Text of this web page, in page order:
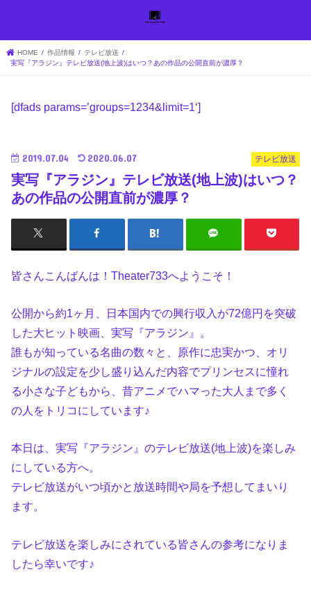
HOME 作品情報
テレビ放送
実写『アラジン』テレビ放送(地上波)はいつ？あの作品の公開直前が濃厚？
[dfads params=’groups=1234&limit=1‘]
テレビ放送
2019.07.04 2020.06.07
実写『アラジン』テレビ放送(地上波)はいつ？
あの作品の公開直前が濃厚？
皆さんこんばんは！Theater733へようこそ！
公開から約1ヶ月、日本国内での興行収入が72億円を突破
した大ヒット映画、実写『アラジン』。
誰もが知っている名曲の数々と、原作に忠実かつ、オリ
ジナルの設定を少し盛り込んだ内容でプリンセスに憧れ
る小さな子どもから、昔アニメでハマった大人まで多く
の人をトリコにしています♪
本日は、実写『アラジン』のテレビ放送(地上波)を楽しみ
にしている方へ。
テレビ放送がいつ頃かと放送時間や局を予想してまいり
ます。
テレビ放送を楽しみにされている皆さんの参考になりま
したら幸いです♪